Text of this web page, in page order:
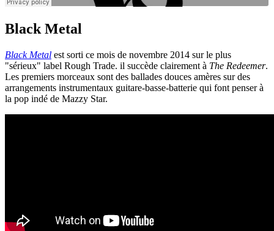
Black Metal
Black Metal est sorti ce mois de novembre 2014 sur le plus
"sérieux" label Rough Trade. il succède clairement à The Redeemer.
Les premiers morceaux sont des ballades douces amères sur des
arrangements instrumentaux guitare-basse-batterie qui font penser à
la pop indé de Mazzy Star.